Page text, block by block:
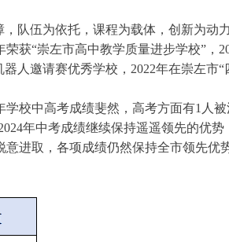
队伍为依托，课程为载体，创新为动
获“崇左市高中教学质量进步学校”，
人邀请赛优秀学校，2022年在崇左市“
校中高考成绩斐然，高考方面有1人
年中考成绩继续保持遥遥领先的优势
进取，各项成绩仍然保持全市领先优势